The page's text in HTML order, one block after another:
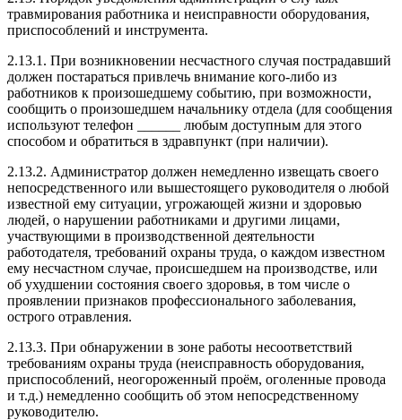
травмирования работника и неисправности оборудования,
приспособлений и инструмента.
2.13.1. При возникновении несчастного случая пострадавший
должен постараться привлечь внимание кого-либо из
работников к произошедшему событию, при возможности,
сообщить о произошедшем начальнику отдела (для сообщения
используют телефон ______ любым доступным для этого
способом и обратиться в здравпункт (при наличии).
2.13.2. Администратор должен немедленно извещать своего
непосредственного или вышестоящего руководителя о любой
известной ему ситуации, угрожающей жизни и здоровью
людей, о нарушении работниками и другими лицами,
участвующими в производственной деятельности
работодателя, требований охраны труда, о каждом известном
ему несчастном случае, происшедшем на производстве, или
об ухудшении состояния своего здоровья, в том числе о
проявлении признаков профессионального заболевания,
острого отравления.
2.13.3. При обнаружении в зоне работы несоответствий
требованиям охраны труда (неисправность оборудования,
приспособлений, неогороженный проём, оголенные провода
и т.д.) немедленно сообщить об этом непосредственному
руководителю.